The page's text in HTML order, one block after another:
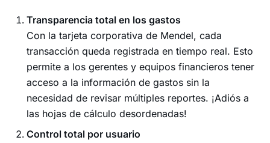
Transparencia total en los gastos
Con la tarjeta corporativa de Mendel, cada
transacción queda registrada en tiempo real. Esto
permite a los gerentes y equipos financieros tener
acceso a la información de gastos sin la
necesidad de revisar múltiples reportes. ¡Adiós a
las hojas de cálculo desordenadas!
Control total por usuario